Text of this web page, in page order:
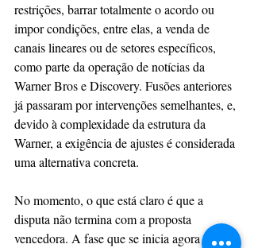
restrições, barrar totalmente o acordo ou
impor condições, entre elas, a venda de
canais lineares ou de setores específicos,
como parte da operação de notícias da
Warner Bros e Discovery. Fusões anteriores
já passaram por intervenções semelhantes, e,
devido à complexidade da estrutura da
Warner, a exigência de ajustes é considerada
uma alternativa concreta.
No momento, o que está claro é que a
disputa não termina com a proposta
vencedora. A fase que se inicia agora